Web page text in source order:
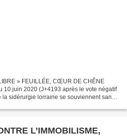
» FEUILLÉE, CŒUR DE CHÊNE
10 juin 2020 (J+4193 après le vote négatif
sidérurgie lorraine se souviennent sans
L’IMMOBILISME,